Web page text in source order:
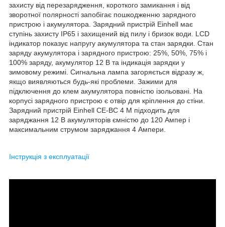
захисту від перезарядження, короткого замикання і від
зворотної полярності запобігає пошкодженню зарядного
пристрою і акумулятора. Зарядний пристрій Einhell має
ступінь захисту IP65 і захищений від пилу і бризок води. LCD
індикатор показує напругу акумулятора та стан зарядки. Стан
заряду акумулятора і зарядного пристрою: 25%, 50%, 75% і
100% заряду, акумулятор 12 В та індикація зарядки у
зимовому режимі. Сигнальна лампа загоряється відразу ж,
якщо виявляються будь-які проблеми. Зажими для
підключення до клем акумулятора повністю ізольовані. На
корпусі зарядного пристрою є отвір для кріплення до стіни.
Зарядний пристрій Einhell CE-BC 4 M підходить для
заряджання 12 В акумуляторів ємністю до 120 Ампер і
максимальним струмом заряджання 4 Ампери.
Інструкція з експлуатації